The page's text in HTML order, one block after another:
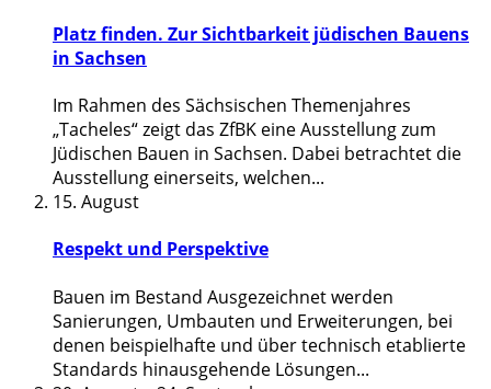
Platz finden. Zur Sichtbarkeit jüdischen Bauens
in Sachsen
Im Rahmen des Sächsischen Themenjahres
„Tacheles“ zeigt das ZfBK eine Ausstellung zum
Jüdischen Bauen in Sachsen. Dabei betrachtet die
Ausstellung einerseits, welchen...
15. August
Respekt und Perspektive
Bauen im Bestand Ausgezeichnet werden
Sanierungen, Umbauten und Erweiterungen, bei
denen beispielhafte und über technisch etablierte
Standards hinausgehende Lösungen...